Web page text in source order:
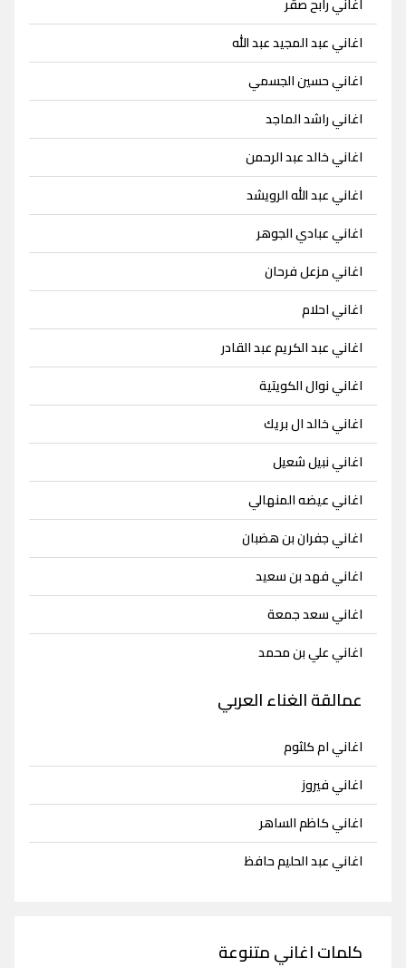
اغاني عبد المجيد عبد الله
اغاني حسين الجسمي
اغاني راشد الماجد
اغاني خالد عبد الرحمن
اغاني عبد الله الرويشد
اغاني عبادي الجوهر
اغاني مزعل فرحان
اغاني احلام
اغاني عبد الكريم عبد القادر
اغاني نوال الكويتية
اغاني خالد ال بريك
اغاني نبيل شعيل
اغاني عيضه المنهالي
اغاني جفران بن هضبان
اغاني فهد بن سعيد
اغاني سعد جمعة
اغاني علي بن محمد
عمالقة الغناء العربي
اغاني ام كلثوم
اغاني فيروز
اغاني كاظم الساهر
اغاني عبد الحليم حافظ
كلمات اغاني متنوعة